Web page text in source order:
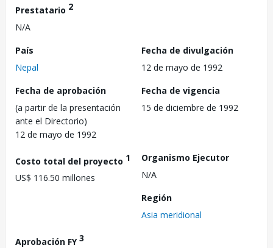
Prestatario 2
N/A
País
Nepal
Fecha de divulgación
12 de mayo de 1992
Fecha de aprobación
(a partir de la presentación
ante el Directorio)
12 de mayo de 1992
Fecha de vigencia
15 de diciembre de 1992
Costo total del proyecto 1
US$ 116.50 millones
Organismo Ejecutor
N/A
Región
Asia meridional
Aprobación FY3